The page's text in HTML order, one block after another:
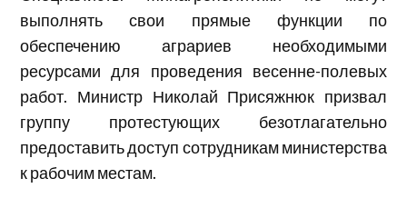
выполнять свои прямые функции по
обеспечению аграриев необходимыми
ресурсами для проведения весенне-полевых
работ. Министр Николай Присяжнюк призвал
группу протестующих безотлагательно
предоставить доступ сотрудникам министерства
к рабочим местам.